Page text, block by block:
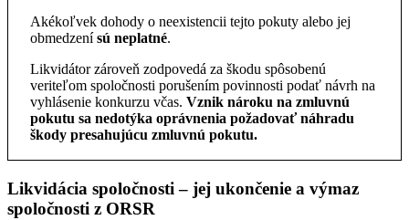
Akékoľvek dohody o neexistencii tejto pokuty alebo jej
obmedzenísú neplatné.
Likvidátor zároveň zodpovedá za škodu spôsobenú
veriteľom spoločnosti porušením povinnosti podať návrh na
vyhlásenie konkurzu včas. Vznik nároku na zmluvnú
pokutu sa nedotýka oprávnenia požadovať náhradu
škody presahujúcu zmluvnú pokutu.
Likvidácia spoločnosti – jej ukončenie a výmaz
spoločnosti z ORSR